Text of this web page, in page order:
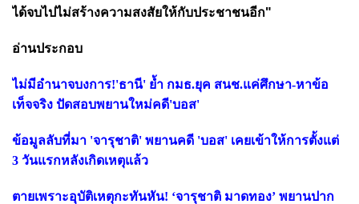
ได้จบไปไม่สร้างความสงสัยให้กับประชาชนอีก"
อ่านประกอบ
ไม่มีอำนาจบงการ!'ธานี' ย้ำ กมธ.ยุค สนช.แค่ศึกษา-หาข้อ
เท็จจริง ปัดสอบพยานใหม่คดี'บอส'
ข้อมูลลับที่มา 'จารุชาติ' พยานคดี 'บอส' เคยเข้าให้การตั้งแต่
3 วันแรกหลังเกิดเหตุแล้ว
ตายเพราะอุบัติเหตุกะทันหัน! ‘จารุชาติ มาดทอง’ พยานปาก